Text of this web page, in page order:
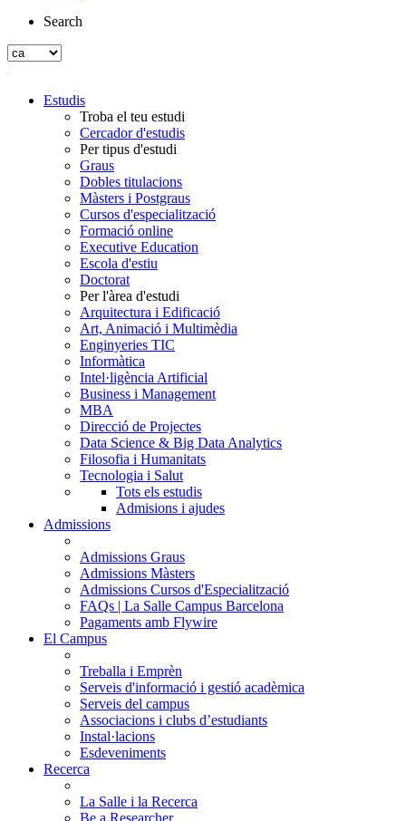
Search
Estudis
Troba el teu estudi
Cercador d'estudis
Per tipus d'estudi
Graus
Dobles titulacions
Màsters i Postgraus
Cursos d'especialització
Formació online
Executive Education
Escola d'estiu
Doctorat
Per l'àrea d'estudi
Arquitectura i Edificació
Art, Animació i Multimèdia
Enginyeries TIC
Informàtica
Intel·ligència Artificial
Business i Management
MBA
Direcció de Projectes
Data Science & Big Data Analytics
Filosofia i Humanitats
Tecnologia i Salut
Tots els estudis
Admisions i ajudes
Admissions
Admissions Graus
Admissions Màsters
Admissions Cursos d'Especialització
FAQs | La Salle Campus Barcelona
Pagaments amb Flywire
El Campus
Treballa i Emprèn
Serveis d'informació i gestió acadèmica
Serveis del campus
Associacions i clubs d’estudiants
Instal·lacions
Esdeveniments
Recerca
La Salle i la Recerca
Be a Researcher